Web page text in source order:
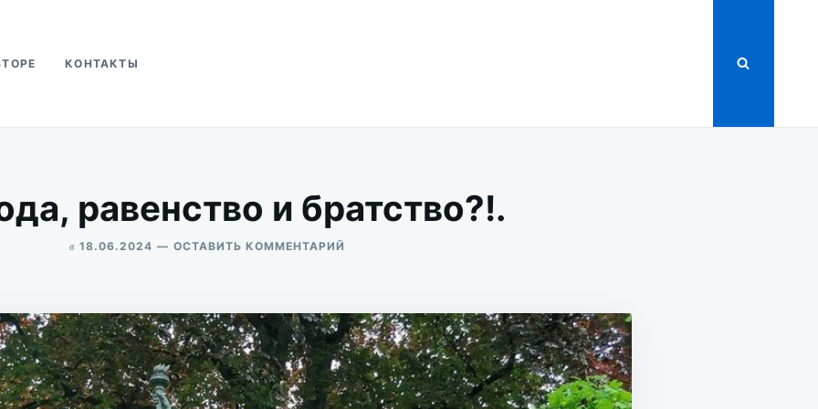
КОНТАКТЫ
равенство и братство?!.
в 18.06.2024 ОСТАВИТЬ КОММЕНТАРИЙ
БРАТСТВО?!.